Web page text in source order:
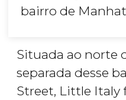
bairro de
Situada ao norte
separada desse
Street, Little Italy